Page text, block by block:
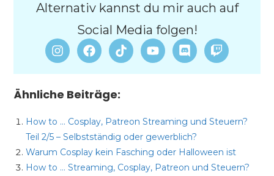
Alternativ kannst du mir auch auf
Social Media folgen!
Ähnliche Beiträge:
How to … Cosplay, Patreon Streaming und Steuern?
Teil 2/5 – Selbstständig oder gewerblich?
Warum Cosplay kein Fasching oder Halloween ist
How to … Streaming, Cosplay, Patreon und Steuern?